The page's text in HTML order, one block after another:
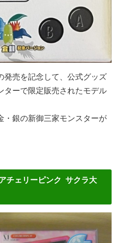
発売を記念して、公式グッズ
ターで限定販売されたモデル
・銀の新御三家モンスターが
チェリーピンク サクラ大